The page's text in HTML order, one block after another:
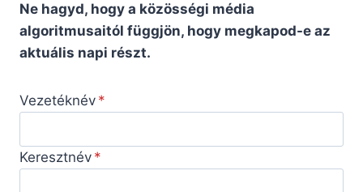
Ne hagyd, hogy a közösségi média
algoritmusaitól függjön, hogy megkapod-e az
aktuális napi részt.
Vezetéknév
Keresztnév